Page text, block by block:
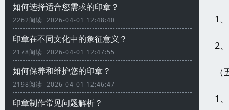
如何选择适合您需求的印章？
2262阅读 2026-04-01 12:48:40
印章在不同文化中的象征意义？
2178阅读 2026-04-01 12:47:55
如何保养和维护您的印章？
2198阅读 2026-04-01 12:46:47
印章制作常见问题解析？
1
2
1